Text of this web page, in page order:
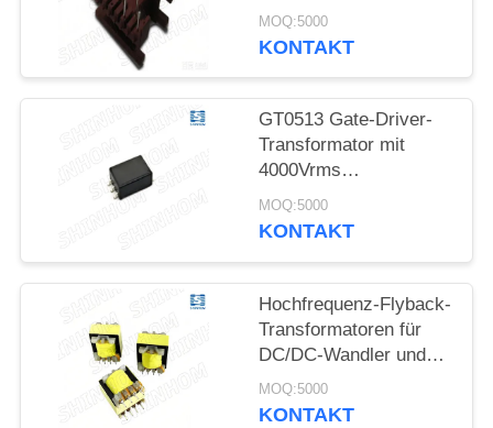
PET-Material für
Flyback-
MOQ:5000
KONTAKT
GT0513 Gate-Driver-
Transformator mit
4000Vrms
Grundisolation, Push-
Pull-Topologie und
MOSFET-Gate-Drive
MOQ:5000
KONTAKT
Hochfrequenz-Flyback-
Transformatoren für
DC/DC-Wandler und
Schaltnetzteilanwendungen
mit kundenspezifischen
MOQ:5000
KONTAKT